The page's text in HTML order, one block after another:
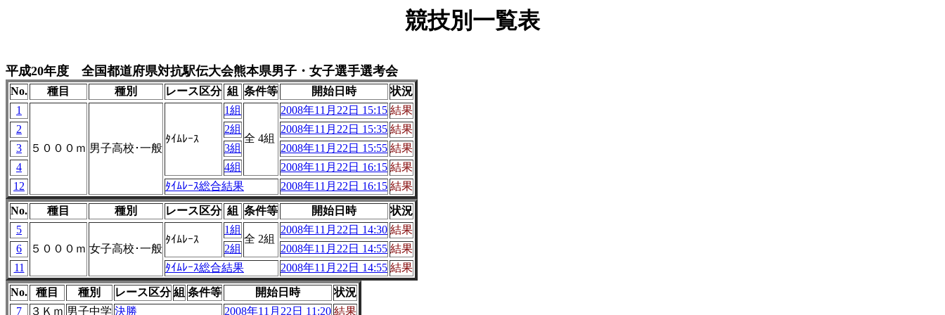
競技別一覧表
平成20年度 全国都道府県対抗駅伝大会熊本県男子・女子選手選考会
No. 種目 種別 レース区分 組 条件等 開始日時
状況
1
５０００ｍ 男子高校･一般
ﾀｲﾑﾚｰｽ
1組
全 4組
2008年11月22日 15:15 結果
2
2組 2008年11月22日 15:35 結果
3
3組 2008年11月22日 15:55 結果
4
4組 2008年11月22日 16:15 結果
12
ﾀｲﾑﾚｰｽ総合結果 2008年11月22日 16:15 結果
No. 種目 種別 レース区分 組 条件等 開始日時
状況
5
５０００ｍ 女子高校･一般
ﾀｲﾑﾚｰｽ
1組
全 2組
2008年11月22日 14:30 結果
6
2組 2008年11月22日 14:55 結果
11
ﾀｲﾑﾚｰｽ総合結果 2008年11月22日 14:55 結果
No. 種目 種別 レース区分 組 条件等 開始日時
状況
7
３Ｋｍ 男子中学 決勝 2008年11月22日 11:20 結果